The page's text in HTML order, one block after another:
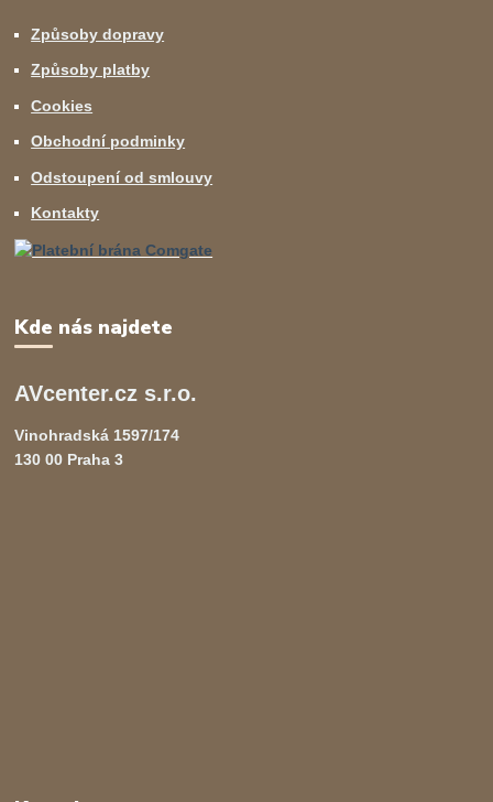
Způsoby dopravy
Způsoby platby
Cookies
Obchodní podminky
Odstoupení od smlouvy
Kontakty
Kde nás najdete
AVcenter.cz s.r.o.
Vinohradská 1597/174
130 00 Praha 3